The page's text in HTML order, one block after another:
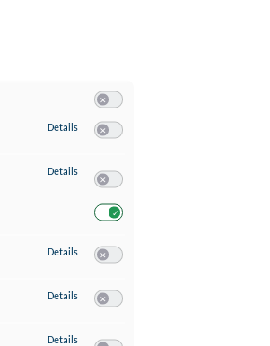
Details zu Speichern von oder Zugriff auf
Details zu Verwendung reduzierter Daten zur
Details zu Erstellung von Profilen für personalisierte
Details zu Verwendung von Profilen zur Auswahl
Details zu Messung der Werbeleistung